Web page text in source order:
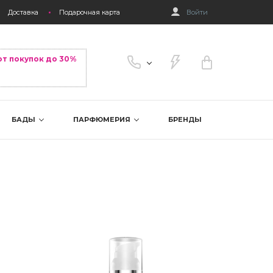
Доставка Подарочная карта Войти
покупок до 30%
БАДЫ ПАРФЮМЕРИЯ БРЕНДЫ